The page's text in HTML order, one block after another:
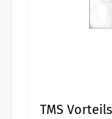
TMS